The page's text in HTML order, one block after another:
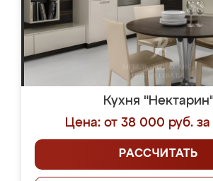
Кухня
Цена: от 38 000 руб. за
РАССЧИТАТЬ